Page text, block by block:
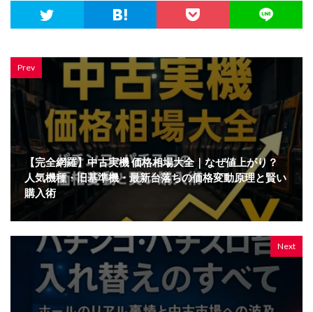
Prev
【完全網羅】中古実機 価格相場大全｜なぜ値上がり？
人気機種・旧基準機・最新台落ちの価格変動原理と賢い
購入術
Next